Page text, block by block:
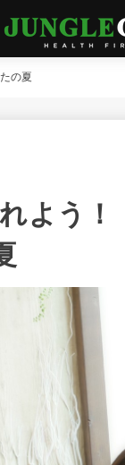
の夏
よう！